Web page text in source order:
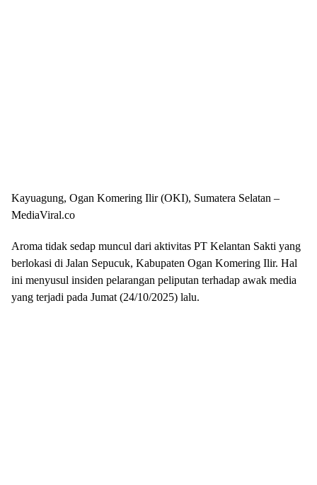
Kayuagung, Ogan Komering Ilir (OKI), Sumatera Selatan –
MediaViral.co
Aroma tidak sedap muncul dari aktivitas PT Kelantan Sakti yang
berlokasi di Jalan Sepucuk, Kabupaten Ogan Komering Ilir. Hal
ini menyusul insiden pelarangan peliputan terhadap awak media
yang terjadi pada Jumat (24/10/2025) lalu.